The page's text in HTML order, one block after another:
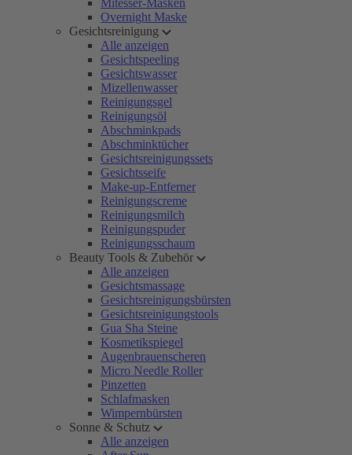
Mitesser-Masken
Overnight Maske
Gesichtsreinigung
Alle anzeigen
Gesichtspeeling
Gesichtswasser
Mizellenwasser
Reinigungsgel
Reinigungsöl
Abschminkpads
Abschminktücher
Gesichtsreinigungssets
Gesichtsseife
Make-up-Entferner
Reinigungscreme
Reinigungsmilch
Reinigungspuder
Reinigungsschaum
Beauty Tools & Zubehör
Alle anzeigen
Gesichtsmassage
Gesichtsreinigungsbürsten
Gesichtsreinigungstools
Gua Sha Steine
Kosmetikspiegel
Augenbrauenscheren
Micro Needle Roller
Pinzetten
Schlafmasken
Wimpernbürsten
Sonne & Schutz
Alle anzeigen